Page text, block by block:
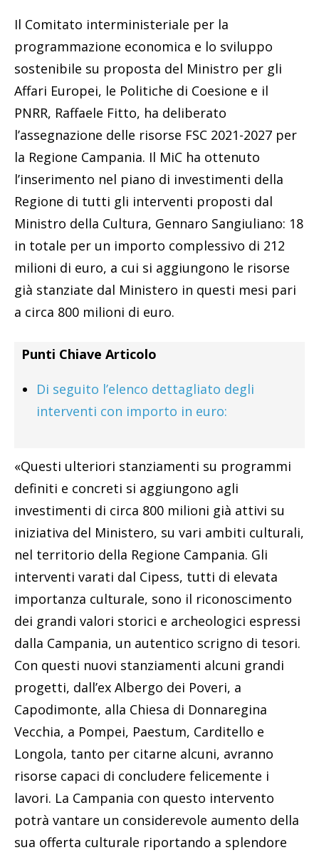
Il Comitato interministeriale per la
programmazione economica e lo sviluppo
sostenibile su proposta del Ministro per gli
Affari Europei, le Politiche di Coesione e il
PNRR, Raffaele Fitto, ha deliberato
l’assegnazione delle risorse FSC 2021-2027 per
la Regione Campania. Il MiC ha ottenuto
l’inserimento nel piano di investimenti della
Regione di tutti gli interventi proposti dal
Ministro della Cultura, Gennaro Sangiuliano: 18
in totale per un importo complessivo di 212
milioni di euro, a cui si aggiungono le risorse
già stanziate dal Ministero in questi mesi pari
a circa 800 milioni di euro.
Punti Chiave Articolo
Di seguito l’elenco dettagliato degli
interventi con importo in euro:
«Questi ulteriori stanziamenti su programmi
definiti e concreti si aggiungono agli
investimenti di circa 800 milioni già attivi su
iniziativa del Ministero, su vari ambiti culturali,
nel territorio della Regione Campania. Gli
interventi varati dal Cipess, tutti di elevata
importanza culturale, sono il riconoscimento
dei grandi valori storici e archeologici espressi
dalla Campania, un autentico scrigno di tesori.
Con questi nuovi stanziamenti alcuni grandi
progetti, dall’ex Albergo dei Poveri, a
Capodimonte, alla Chiesa di Donnaregina
Vecchia, a Pompei, Paestum, Carditello e
Longola, tanto per citarne alcuni, avranno
risorse capaci di concludere felicemente i
lavori. La Campania con questo intervento
potrà vantare un considerevole aumento della
sua offerta culturale riportando a splendore